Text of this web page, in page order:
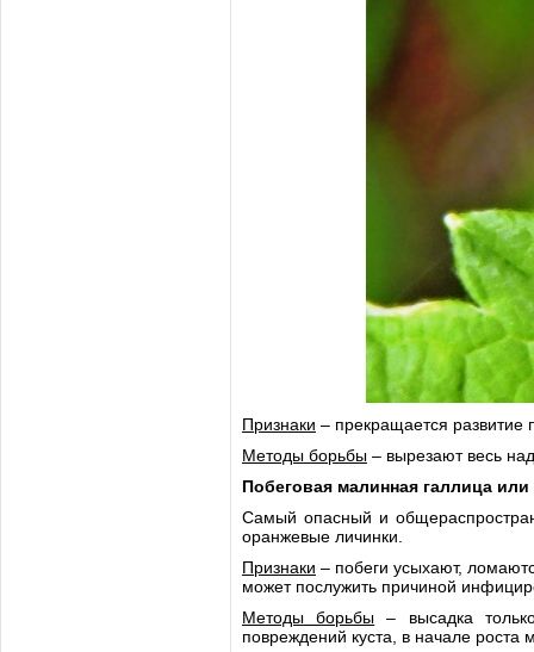
Признаки – прекращается развитие
Методы борьбы – вырезают весь
Побеговая малинная галлица
Самый опасный и
оранжевые личинки.
Признаки – побеги усыхают,
может послужить причиной
Методы борьбы – высадка
повреждений куста, в начале